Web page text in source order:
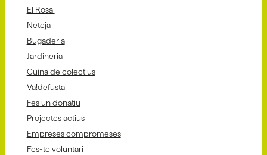
El Rosal
Neteja
Bugaderia
Jardineria
Cuina de colectius
Va!defusta
Fes un donatiu
Projectes actius
Empreses compromeses
Fes-te voluntari